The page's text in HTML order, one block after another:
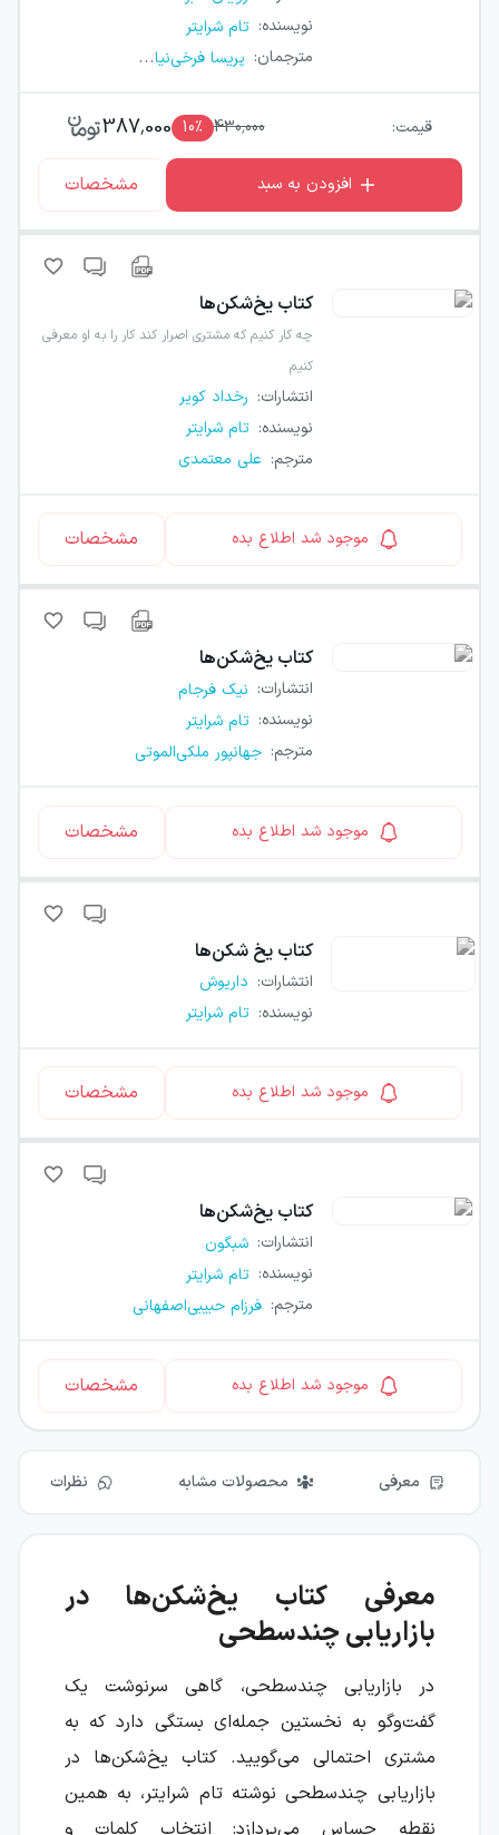
نویسنده: تام شرایتر
مترجمان: پریسا فرخی‌نیا...
قیمت: 430,000
10٪ 387,000
افزودن به سبد مشخصات
کتاب یخ‌شکن‌ها
چه کار کنیم که مشتری اصرار کند کار را به او معرفی
کنیم
انتشارات: رخداد کویر
نویسنده: تام شرایتر
مترجم: علی معتمدی
موجود شد اطلاع بده مشخصات
کتاب یخ‌شکن‌ها
انتشارات: نیک فرجام
نویسنده: تام شرایتر
مترجم: جهانپور ملکی‌الموتی
موجود شد اطلاع بده مشخصات
کتاب یخ شکن‌ها
انتشارات: داریوش
نویسنده: تام شرایتر
موجود شد اطلاع بده مشخصات
کتاب یخ‌شکن‌ها
انتشارات: شبگون
نویسنده: تام شرایتر
مترجم: فرزام حبیبی‌اصفهانی
موجود شد اطلاع بده مشخصات
معرفی محصولات مشابه نظرات
معرفی کتاب یخ‌شکن‌ها در
بازاریابی چندسطحی
در بازاریابی چندسطحی، گاهی سرنوشت یک
گفت‌وگو به نخستین جمله‌ای بستگی دارد که به
مشتری احتمالی می‌گویید. کتاب یخ‌شکن‌ها در
بازاریابی چندسطحی نوشته تام شرایتر، به همین
نقطه حساس می‌پردازد: انتخاب کلمات و